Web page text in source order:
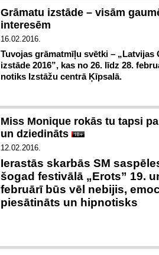
Grāmatu izstāde – visām
interesēm
16.02.2016.
Tuvojas grāmatmīļu svētki – „Latvijas
izstāde 2016”, kas no 26. līdz 28.
notiks Izstāžu centrā Ķīpsalā.
Miss Monique rokās tu tapsi
un dziedināts
12.02.2016.
Ierastās skarbās SM
šogad festivālā „Erots” 19.
februārī būs vēl nebijis,
piesātināts un hipnotisks